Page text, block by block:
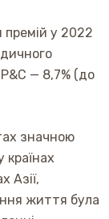
у 2022
— 8,7% (до
значною
Азії,
життя була